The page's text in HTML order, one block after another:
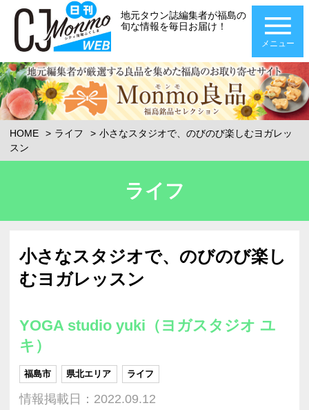
地元タウン誌編集者が福島の
旬な情報を毎日お届け！
メニュー
HOME ライフ
小さなスタジオで、のびのび楽しむヨガレッ
スン
ライフ
小さなスタジオで、のびのび楽し
むヨガレッスン
YOGA studio yuki（ヨガスタジオ ユ
キ）
福島市 県北エリア ライフ
情報掲載日：2022.09.12